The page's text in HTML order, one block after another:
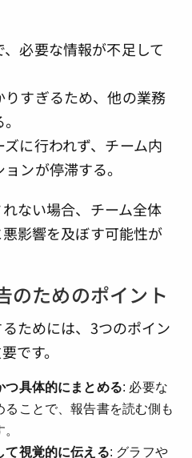
必要な情報が不足して
すぎるため、他の業務
に行われず、チーム内
ンが停滞する。
ない場合、チーム全体
影響を及ぼす可能性が
のためのポイント
ためには、3つのポイン
です。
つ具体的にまとめる: 必要な
ることで、報告書を読む側も
て視覚的に伝える: グラフや